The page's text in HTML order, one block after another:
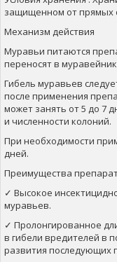
защищенном от прямых
Механизм действия
Муравьи питаются
переносят в
Гибель муравьев
после применения
может занять от 5 до 7
и численности колоний.
При необходимости
дней.
Преимущества
✓ Высокое
муравьев.
✓ Пролонгированное
в гибели вредителей в
развития последующих